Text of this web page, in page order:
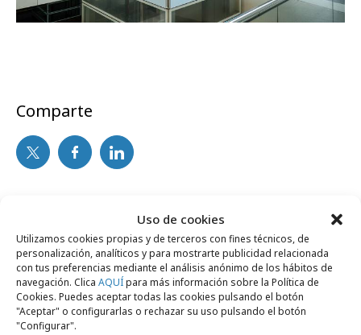
Uso de cookies
Utilizamos cookies propias y de terceros con fines técnicos, de
personalización, analíticos y para mostrarte publicidad relacionada
con tus preferencias mediante el análisis anónimo de los hábitos de
navegación. Clica AQUÍpara más información sobre la Política de
Cookies. Puedes aceptar todas las cookies pulsando el botón
"Aceptar" o configurarlas o rechazar su uso pulsando el botón
"Configurar".
Comparte
Noticias Relacionadas
No se han encontrado noticias relacionadas.